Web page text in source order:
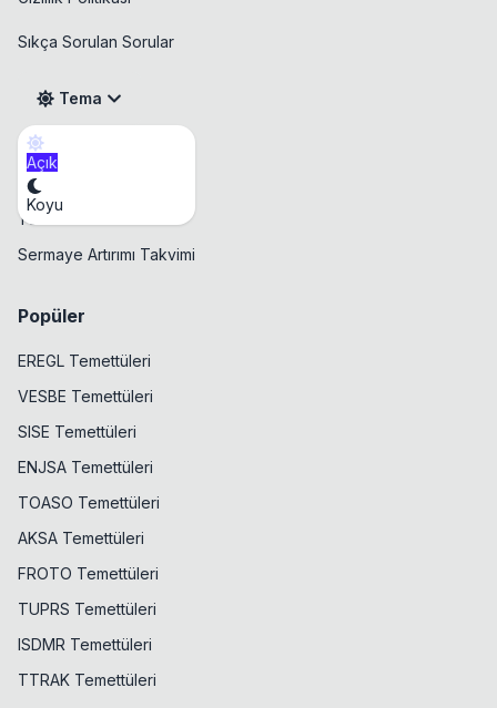
Sıkça Sorulan Sorular
Tema
Açık
Koyu
Takvim
Temettü Takvimi
Sermaye Artırımı Takvimi
Popüler
EREGL Temettüleri
VESBE Temettüleri
SISE Temettüleri
ENJSA Temettüleri
TOASO Temettüleri
AKSA Temettüleri
FROTO Temettüleri
TUPRS Temettüleri
ISDMR Temettüleri
TTRAK Temettüleri